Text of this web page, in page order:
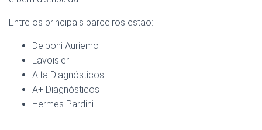
Entre os principais parceiros estão:
Delboni Auriemo
Lavoisier
Alta Diagnósticos
A+ Diagnósticos
Hermes Pardini